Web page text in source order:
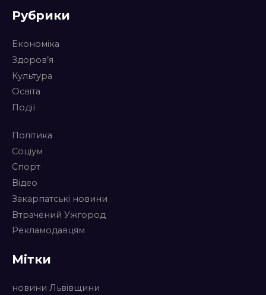
Рубрики
Економіка
Здоров’я
Культура
Освіта
Події
Політика
Соціум
Спорт
Відео
Закарпатські новини
Втрачений Ужгород
Рекламодавцям
Мітки
новини Львівщини